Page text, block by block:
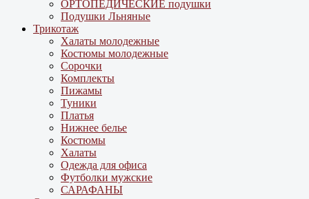
ОРТОПЕДИЧЕСКИЕ подушки
Подушки Льняные
Трикотаж
Халаты молодежные
Костюмы молодежные
Сорочки
Комплекты
Пижамы
Туники
Платья
Нижнее белье
Костюмы
Халаты
Одежда для офиса
Футболки мужские
САРАФАНЫ